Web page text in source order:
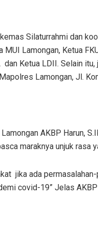
Silaturrahmi dan
MUI Lamongan, Ketua
dan Ketua LDII. Selain
Lamongan, Jl.
AKBP Harun,
maraknya unjuk rasa
jika ada
covid-19” Jelas AKBP